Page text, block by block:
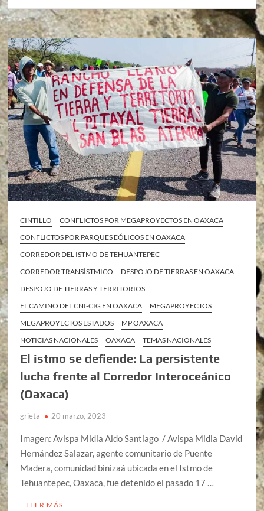
CINTILLO
CONFLICTOS POR MEGAPROYECTOS EN OAXACA
CONFLICTOS POR PARQUES EÓLICOS EN OAXACA
CORREDOR DEL ISTMO DE TEHUANTEPEC
CORREDOR TRANSÍSTMICO
DESPOJO DE TIERRAS EN OAXACA
DESPOJO DE TIERRAS Y TERRITORIOS
EL CAMINO DEL CNI-CIG EN OAXACA
MEGAPROYECTOS
MEGAPROYECTOS ESTADOS
MP OAXACA
NOTICIAS NACIONALES
OAXACA TEMAS NACIONALES
El istmo se defiende: La persistente
lucha frente al Corredor Interoceánico
(Oaxaca)
grieta 20 marzo, 2023
Imagen: Avispa Midia Aldo Santiago / Avispa Midia David
Hernández Salazar, agente comunitario de Puente
Madera, comunidad binizaá ubicada en el Istmo de
Tehuantepec, Oaxaca, fue detenido el pasado 17 …
LEER MÁS